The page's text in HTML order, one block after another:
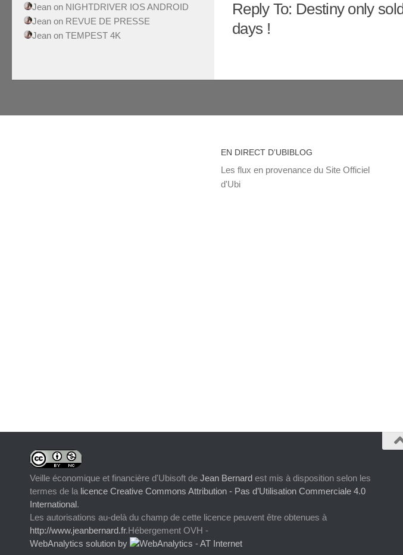
Reply To: Destiny only
days !
Jean on NIGHTDRIVER IOS ANDROID
Jean on REVUE DE PRESSE
Jean on TEMPEST 4K
EN DIRECT D’UBIBLOG
Les flux en provenance du Site Officiel
d'Ubi
Veille économique et financière d'Ubisoft de Jean Bernard est mis à disposition selon les
termes de la licence Creative Commons Attribution - Pas d’Utilisation Commerciale 4.0
International.
Les autorisations au-delà du champ de cette licence peuvent être obtenues à
http://www.jeanbernard.fr.Hébergement OVH -
WebAnalytics solution by